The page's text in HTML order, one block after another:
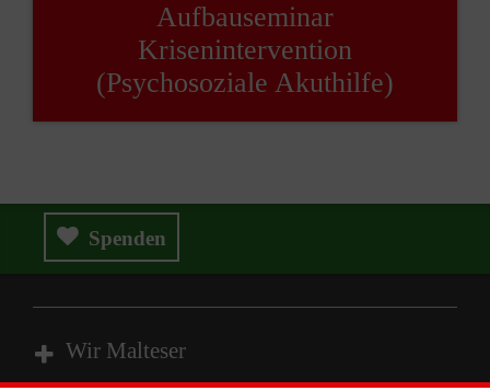
Aufbauseminar
Krisenintervention
(Psychosoziale Akuthilfe)
Spenden
Wir Malteser